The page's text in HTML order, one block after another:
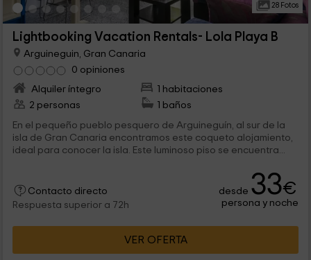
28 Fotos
Lightbooking Vacation Rentals- Lola Playa B
Arguineguin, Gran Canaria
0 opiniones
Alquiler íntegro
1 habitaciones
2 personas
1 baños
En el pequeño pueblo pesquero de Arguineguín, al sur de la
isla de Gran Canaria encontramos este coqueto alojamiento,
ideal para conocer la isla. Este luminoso piso se encuentra...
Contacto directo
Respuesta superior a 72h
desde 33€
persona y noche
VER OFERTA